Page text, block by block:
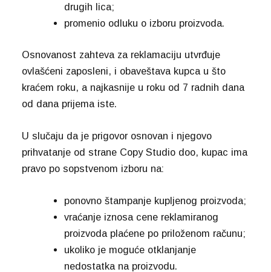
drugih lica;
promenio odluku o izboru proizvoda.
Osnovanost zahteva za reklamaciju utvrđuje
ovlašćeni zaposleni, i obaveštava kupca u što
kraćem roku, a najkasnije u roku od 7 radnih dana
od dana prijema iste.
U slučaju da je prigovor osnovan i njegovo
prihvatanje od strane Copy Studio doo, kupac ima
pravo po sopstvenom izboru na:
ponovno štampanje kupljenog proizvoda;
vraćanje iznosa cene reklamiranog
proizvoda plaćene po priloženom računu;
ukoliko je moguće otklanjanje
nedostatka na proizvodu.